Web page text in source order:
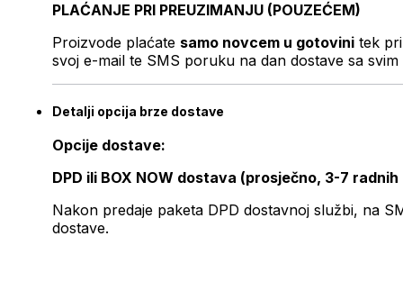
PLAĆANJE PRI PREUZIMANJU (POUZEĆEM)
Proizvode plaćate samo novcem u gotovini tek
svoj e-mail te SMS poruku na dan dostave sa svim
Detalji opcija brze dostave
Opcije dostave:
DPD ili BOX NOW dostava (prosječno, 3-7 radnih
Nakon predaje paketa DPD dostavnoj službi, na
dostave.